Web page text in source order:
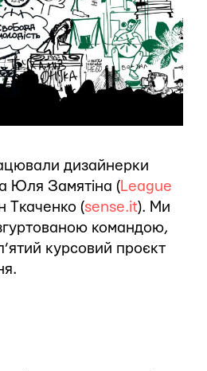
дизайнерки
Юля Замятіна (League
Ткаченко (sense.it). Ми
командою,
курсовий проєкт